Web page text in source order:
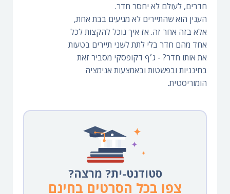
חדרים, לעולם לא יחסר חדר.
הענין הוא שהתיירים לא מגיעים בבת אחת,
אלא בזה אחר זה. אז איך נוכל להקצות לכל
אחד מהם חדר בלי לתת לשני תיירים בטעות
את אותו חדר? - ג׳ף דקופסקי מסביר זאת
בחינניות ובפשטות ובאמצעות אנימציה
הומוריסטית.
סטודנט-ית? מרצה?
צפו בכל הסרטים בחינם